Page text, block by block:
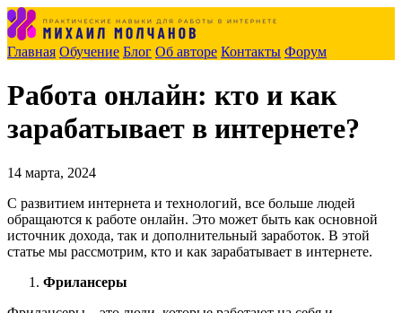
Главная Обучение Блог Об авторе Контакты Форум
Работа онлайн: кто и как
зарабатывает в интернете?
14 марта, 2024
С развитием интернета и технологий, все больше людей
обращаются к работе онлайн. Это может быть как основной
источник дохода, так и дополнительный заработок. В этой
статье мы рассмотрим, кто и как зарабатывает в интернете.
Фрилансеры